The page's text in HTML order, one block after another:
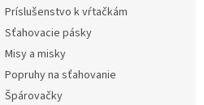
Príslušenstvo k vŕtačkám
Sťahovacie pásky
Misy a misky
Popruhy na sťahovanie
Špárovačky